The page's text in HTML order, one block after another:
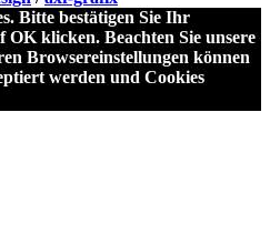
Bitte bestätigen Sie Ihr
OK klicken. Beachten Sie unsere
Browsereinstellungen können
werden und Cookies